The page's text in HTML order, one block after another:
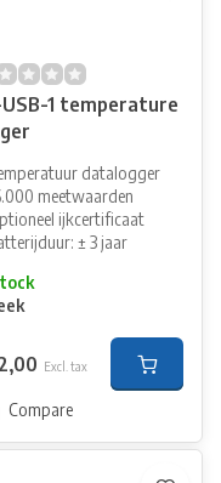
USB-1 temperature
datalogger
meetwaarden
ijkcertificaat
± 3 jaar
Excl. tax
Compare